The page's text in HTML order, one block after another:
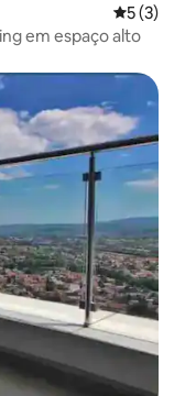
5 de
5 (3)
em espaço alto